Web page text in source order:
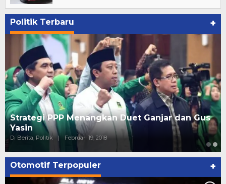
Politik Terbaru +
Strategi PPP Menangkan Duet Ganjar dan Gus
Yasin
Di Berita, Politik | Februari 19, 2018
Otomotif Terpopuler +